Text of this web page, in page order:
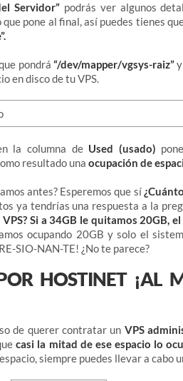
Servidor” podrás ver algunos
pone al final, así puedes tienes
pondrá “/dev/mapper/vgsys-raiz”
en disco de tu VPS.
la columna deUsed (usado) pone
resultado una ocupación de
antes? Esperemos que sí
ya tendrías una respuesta a la
Si a 34GB le quitamos 20GB,
ocupando 20GB y solo el
SIO-NAN-TE! ¿No te parece?
HOSTINET ¡AL
de querer contratar un VPS
casi la mitad de ese espacio lo
siempre puedes llevar a cabo